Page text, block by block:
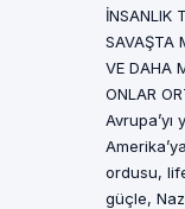
İNSANLIK
SAVAŞTA
VE DAHA
ONLAR
Avrupa’yı
ordusu,
güçle,